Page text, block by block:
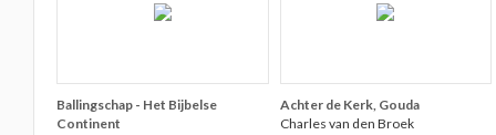
Ballingschap - Het Bijbelse
Continent
Achter de Kerk, Gouda
Charles van den Broek